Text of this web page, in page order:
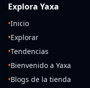
Explora Yaxa
•Inicio
•Explorar
•Tendencias
•Bienvenido a Yaxa
•Blogs de la tienda